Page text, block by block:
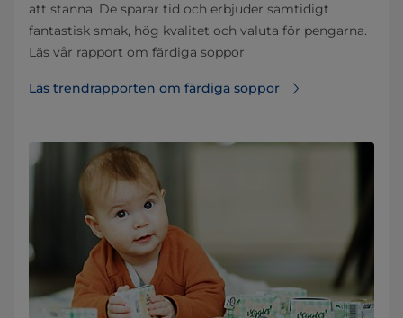
att stanna. De sparar tid och erbjuder samtidigt
fantastisk smak, hög kvalitet och valuta för pengarna.
Läs vår rapport om färdiga soppor
Läs trendrapporten om färdiga soppor